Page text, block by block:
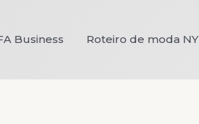
Business Roteiro de moda NY